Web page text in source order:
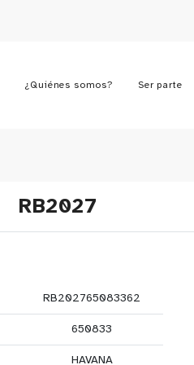
¿Quiénes somos? Ser parte
RB2027
RB202765083362
650833
HAVANA